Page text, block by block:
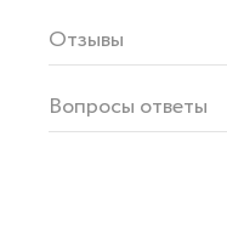
Отзывы
Вопросы ответы